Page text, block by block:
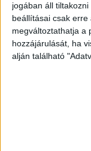
jogában áll
beállításai csak
megváltoztathatja a
hozzájárulását, ha
alján található
többet
vennénk